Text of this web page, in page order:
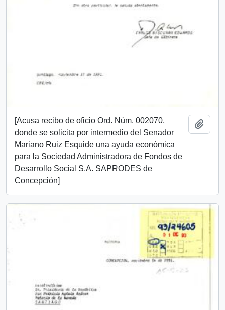
[Acusa recibo de oficio Ord. Núm. 002070,
donde se solicita por intermedio del Senador
Mariano Ruiz Esquide una ayuda económica
para la Sociedad Administradora de Fondos de
Desarrollo Social S.A. SAPRODES de
Concepción]